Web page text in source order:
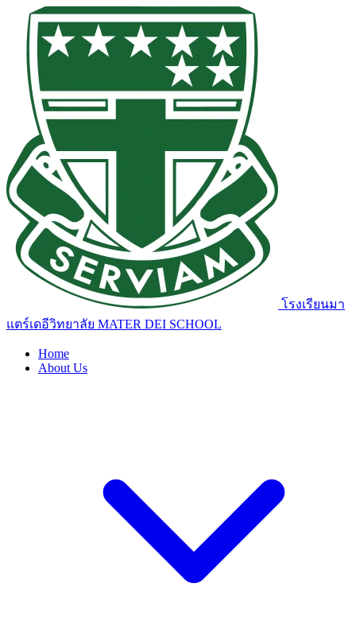
โรงเรียนมา
แตร์เดอีวิทยาลัย MATER DEI SCHOOL
Home
About Us